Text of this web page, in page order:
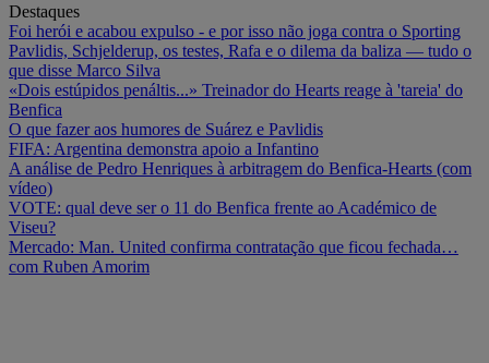
Destaques
Foi herói e acabou expulso - e por isso não joga contra o Sporting
Pavlidis, Schjelderup, os testes, Rafa e o dilema da baliza — tudo o
que disse Marco Silva
«Dois estúpidos penáltis...» Treinador do Hearts reage à 'tareia' do
Benfica
O que fazer aos humores de Suárez e Pavlidis
FIFA: Argentina demonstra apoio a Infantino
A análise de Pedro Henriques à arbitragem do Benfica-Hearts (com
vídeo)
VOTE: qual deve ser o 11 do Benfica frente ao Académico de
Viseu?
Mercado: Man. United confirma contratação que ficou fechada…
com Ruben Amorim